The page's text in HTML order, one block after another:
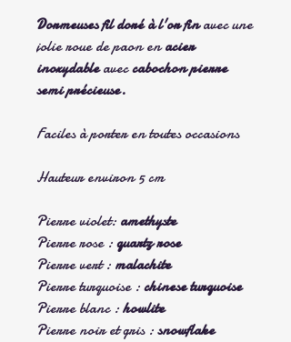
Dormeuses fil doré à l'or finavec une
jolieroue de paonenacier
inoxydableaveccabochon pierre
semi précieuse.
Faciles à porter en toutes occasions
Hauteur environ 5 cm
Pierre violet: amethyste
Pierre rose :quartz rose
Pierre vert : malachite
Pierre turquoise :chinese turquoise
Pierre blanc :howlite
Pierre noir et gris :snowflake